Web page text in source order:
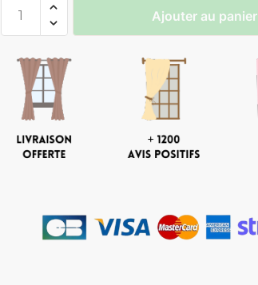
Ajouter au panier